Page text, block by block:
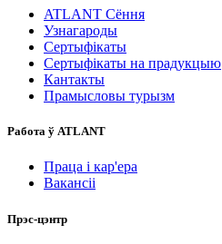
ATLANT Сёння
Узнагароды
Сертыфікаты
Сертыфікаты на прадукцыю
Кантакты
Прамысловы турызм
Работа ў ATLANT
Праца і кар'ера
Вакансіі
Прэс-цэнтр